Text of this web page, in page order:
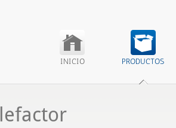
INICIO PRODUCTOS